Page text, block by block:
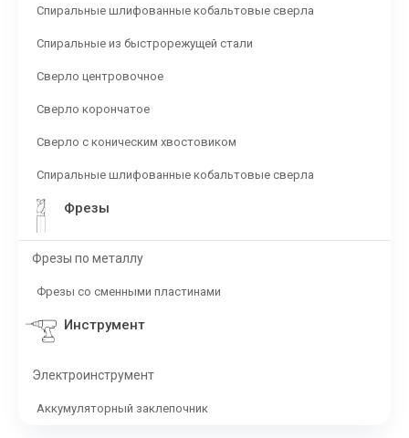
Спиральные шлифованные кобальтовые сверла
Спиральные из быстрорежущей стали
Сверло центровочное
Сверло корончатое
Сверло с коническим хвостовиком
Спиральные шлифованные кобальтовые сверла
Фрезы
Фрезы по металлу
Фрезы со сменными пластинами
Инструмент
Электроинструмент
Аккумуляторный заклепочник